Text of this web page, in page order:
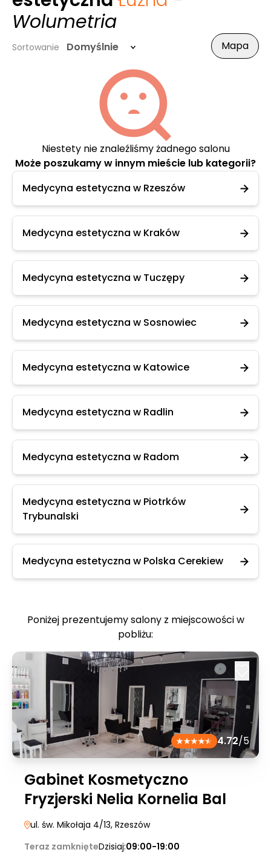
Wolumetria
Sortowanie Domyślnie Mapa
Niestety nie znaleźliśmy żadnego salonu
Może poszukamy w innym mieście lub kategorii?
Medycyna estetyczna w Rzeszów
Medycyna estetyczna w Kraków
Medycyna estetyczna w Tuczępy
Medycyna estetyczna w Sosnowiec
Medycyna estetyczna w Katowice
Medycyna estetyczna w Radlin
Medycyna estetyczna w Radom
Medycyna estetyczna w Piotrków
Trybunalski
Medycyna estetyczna w Polska Cerekiew
Poniżej prezentujemy salony z miejscowości w
pobliżu:
4.72/5
Gabinet Kosmetyczno
Fryzjerski Nelia Kornelia Bal
ul. św. Mikołaja 4/13, Rzeszów
Teraz zamknięteDzisiaj:09:00-19:00